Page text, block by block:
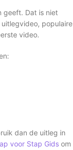
geeft. Dat is niet
populaire
video.
dan de uitleg in
voor Stap Gids om